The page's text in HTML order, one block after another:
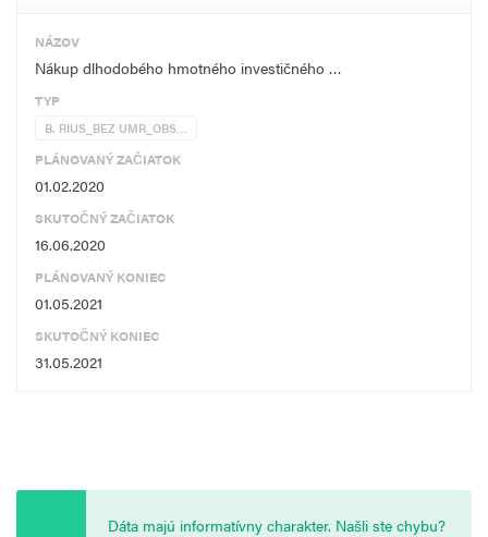
NÁZOV
Nákup dlhodobého hmotného investičného …
TYP
B. RIUS_BEZ UMR_OBS…
PLÁNOVANÝ ZAČIATOK
01.02.2020
SKUTOČNÝ ZAČIATOK
16.06.2020
PLÁNOVANÝ KONIEC
01.05.2021
SKUTOČNÝ KONIEC
31.05.2021
Dáta majú informatívny charakter. Našli ste chybu?